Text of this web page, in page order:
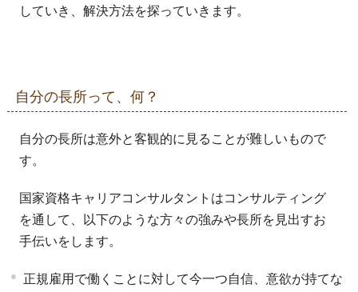
していき、解決方法を探っていきます。
自分の長所って、何？
自分の長所は意外と客観的に見ることが難しいもので
す。
国家資格キャリアコンサルタントはコンサルティング
を通して、以下のような方々の強みや長所を見出すお
手伝いをします。
正規雇用で働くことに対して今一つ自信、意欲が持てな